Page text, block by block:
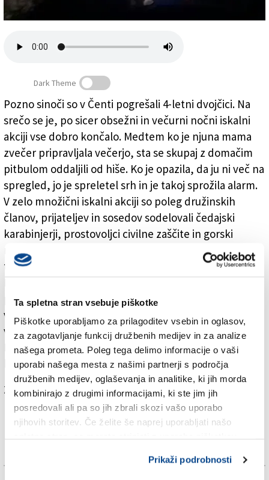
Ta spletna stran vsebuje piškotke
Piškotke uporabljamo za prilagoditev vsebin in oglasov,
za zagotavljanje funkcij družbenih medijev in za analize
našega prometa. Poleg tega delimo informacije o vaši
uporabi našega mesta z našimi partnerji s področja
družbenih medijev, oglaševanja in analitike, ki jih morda
kombinirajo z drugimi informacijami, ki ste jim jih
posredovali ali pa so jih zbrali skozi vašo uporabo
njihovih storitev. Če želite še naprej uporabljati našo
Prikaži podrobnosti
Založnik
Štiriletni dvojčici so našli v gozdu
Dark Theme
Pozno sinoči so v Čenti pogrešali 4-letni dvojčici. Na
srečo se je, po sicer obsežni in večurni nočni iskalni
akciji vse dobro končalo. Medtem ko je njuna mama
zvečer pripravljala večerjo, sta se skupaj z domačim
pitbulom oddaljili od hiše. Ko je opazila, da ju ni več na
spregled, jo je spreletel srh in je takoj sprožila alarm.
V zelo množični iskalni akciji so poleg družinskih
članov, prijateljev in sosedov sodelovali čedajski
karabinjerji, prostovoljci civilne zaščite in gorski
reševalci. Prispel je tudi vojaški helikopter s
termokamero.
poti, ki pelje v gorsko občino Montenars. Prehodili sta
več kilometrov in sta večkrat zgrešili cesto, da bi se
vrnili. Z njima je bil pes.
Prepeljali so ju živi in zdravi domov, kjer ju je pozdravil
bučen aplavz.
Za branje in pisanje komentarjevje potrebna prijava